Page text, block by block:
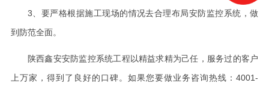
3 、要严格根据施工现场的情况去合理布局安防监控系统，做
到防范全面。
陕西鑫安安防监控系统工程以精益求精为己任，服务过的客户
上万家，得到了良好的口碑。如果您要做业务咨询热线：4001-